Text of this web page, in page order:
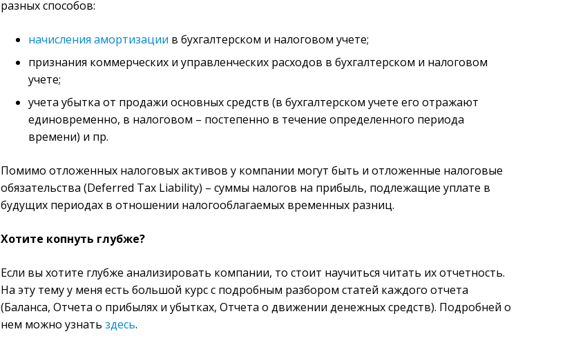
разных способов:
начисления амортизации в бухгалтерском и налоговом учете;
признания коммерческих и управленческих расходов в бухгалтерском и налоговом
учете;
учета убытка от продажи основных средств (в бухгалтерском учете его отражают
единовременно, в налоговом – постепенно в течение определенного периода
времени) и пр.
Помимо отложенных налоговых активов у компании могут быть и отложенные налоговые
обязательства (Deferred Tax Liability) – суммы налогов на прибыль, подлежащие уплате в
будущих периодах в отношении налогооблагаемых временных разниц.
Хотите копнуть глубже?
Если вы хотите глубже анализировать компании, то стоит научиться читать их отчетность.
На эту тему у меня есть большой курс с подробным разбором статей каждого отчета
(Баланса, Отчета о прибылях и убытках, Отчета о движении денежных средств). Подробней о
нем можно узнать здесь.